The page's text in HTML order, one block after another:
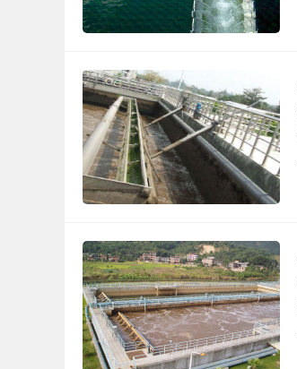
零排放 废水处理